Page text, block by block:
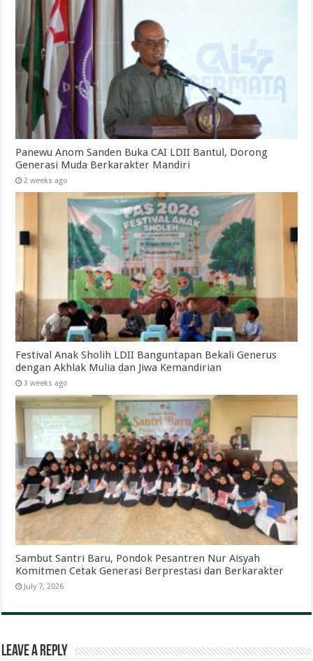
Panewu Anom Sanden Buka CAI LDII Bantul, Dorong
Generasi Muda Berkarakter Mandiri
2 weeks ago
Festival Anak Sholih LDII Banguntapan Bekali Generus
dengan Akhlak Mulia dan Jiwa Kemandirian
3 weeks ago
Sambut Santri Baru, Pondok Pesantren Nur Aisyah
Komitmen Cetak Generasi Berprestasi dan Berkarakter
July 7, 2026
Leave a Reply